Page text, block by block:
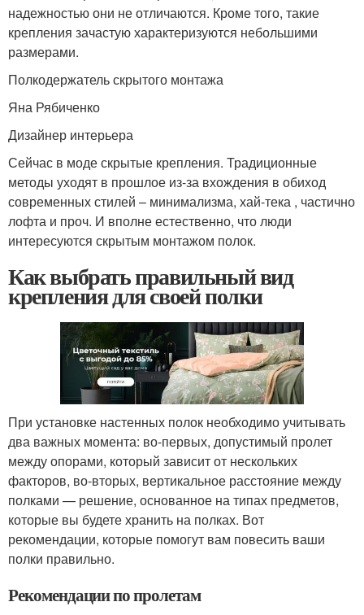
надежностью они не отличаются. Кроме того, такие
крепления зачастую характеризуются небольшими
размерами.
Полкодержатель скрытого монтажа
Яна Рябиченко
Дизайнер интерьера
Сейчас в моде скрытые крепления. Традиционные
методы уходят в прошлое из-за вхождения в обиход
современных стилей – минимализма, хай-тека , частично
лофта и проч. И вполне естественно, что люди
интересуются скрытым монтажом полок.
Как выбрать правильный вид
крепления для своей полки
При установке настенных полок необходимо учитывать
два важных момента: во-первых, допустимый пролет
между опорами, который зависит от нескольких
факторов, во-вторых, вертикальное расстояние между
полками — решение, основанное на типах предметов,
которые вы будете хранить на полках. Вот
рекомендации, которые помогут вам повесить ваши
полки правильно.
Рекомендации по пролетам